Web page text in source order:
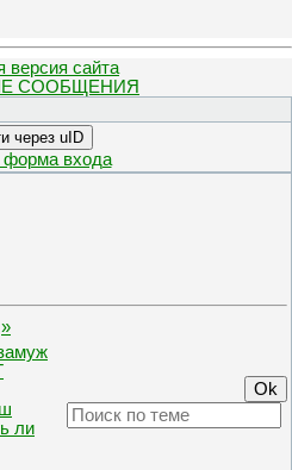
версия сайта
СООБЩЕНИЯ
через uID
форма входа
»
ли